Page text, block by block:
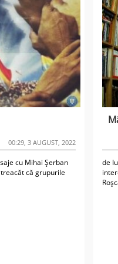
00:29, 3 AUGUST, 2022
cu Mihai Șerban
că grupurile
de